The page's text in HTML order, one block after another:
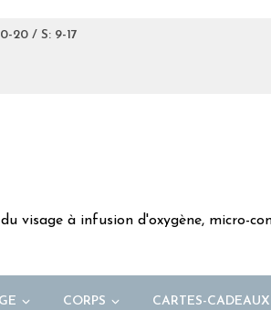
20 / S: 9-17
visage à infusion d'oxygène, micro-
CORPS CARTES-CADEAUX